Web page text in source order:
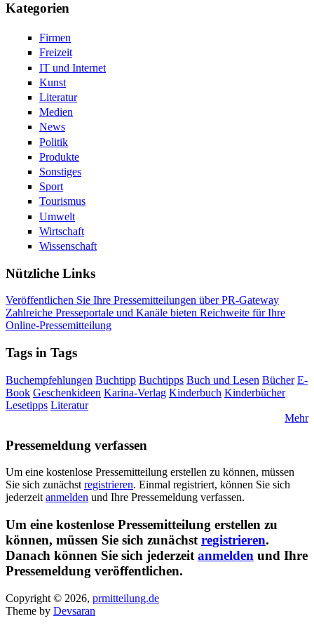
Kategorien
Firmen
Freizeit
IT und Internet
Kunst
Literatur
Medien
News
Politik
Produkte
Sonstiges
Sport
Tourismus
Umwelt
Wirtschaft
Wissenschaft
Nützliche Links
Veröffentlichen Sie Ihre Pressemitteilungen über PR-Gateway
Zahlreiche Presseportale und Kanäle bieten Reichweite für Ihre
Online-Pressemitteilung
Tags in Tags
Buchempfehlungen Buchtipp Buchtipps Buch und Lesen Bücher E-
Book Geschenkideen Karina-Verlag Kinderbuch Kinderbücher
Lesetipps Literatur
Mehr
Pressemeldung verfassen
Um eine kostenlose Pressemitteilung erstellen zu können, müssen
Sie sich zunächst registrieren. Einmal registriert, können Sie sich
jederzeit anmelden und Ihre Pressemeldung verfassen.
Um eine kostenlose Pressemitteilung erstellen zu
können, müssen Sie sich zunächst registrieren.
Danach können Sie sich jederzeit anmelden und Ihre
Pressemeldung veröffentlichen.
Copyright © 2026, prmitteilung.de
Theme by Devsaran